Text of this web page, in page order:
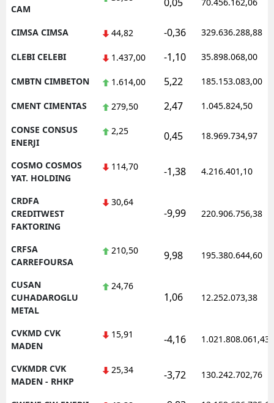
CAM
CIMSA CIMSA 44,82 -0,36 329.636.288,88
CLEBI CELEBI 1.437,00 -1,10 35.898.068,00
CMBTN CIMBETON 1.614,00 5,22 185.153.083,00
CMENT CIMENTAS 279,50 2,47 1.045.824,50
CONSE CONSUS
ENERJI
2,25 0,45 18.969.734,97
COSMO COSMOS
YAT. HOLDING
114,70 -1,38 4.216.401,10
CRDFA
CREDITWEST
FAKTORING
30,64
-9,99 220.906.756,38
CRFSA
CARREFOURSA
210,50 9,98 195.380.644,60
CUSAN
CUHADAROGLU
METAL
24,76
1,06 12.252.073,38
CVKMD CVK
MADEN
15,91 -4,16 1.021.808.061,43
CVKMDR CVK
MADEN - RHKP
25,34 -3,72 130.242.702,76